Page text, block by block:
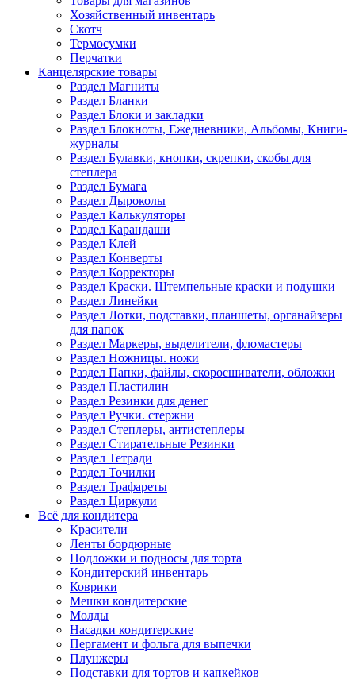
Хозяйственный инвентарь
Скотч
Термосумки
Перчатки
Канцелярские товары
Раздел Магниты
Раздел Бланки
Раздел Блоки и закладки
Раздел Блокноты, Ежедневники, Альбомы, Книги-
журналы
Раздел Булавки, кнопки, скрепки, скобы для
степлера
Раздел Бумага
Раздел Дыроколы
Раздел Калькуляторы
Раздел Карандаши
Раздел Клей
Раздел Конверты
Раздел Корректоры
Раздел Краски. Штемпельные краски и подушки
Раздел Линейки
Раздел Лотки, подставки, планшеты, органайзеры
для папок
Раздел Маркеры, выделители, фломастеры
Раздел Ножницы. ножи
Раздел Папки, файлы, скоросшиватели, обложки
Раздел Пластилин
Раздел Резинки для денег
Раздел Ручки. стержни
Раздел Степлеры, антистеплеры
Раздел Стирательные Резинки
Раздел Тетради
Раздел Точилки
Раздел Трафареты
Раздел Циркули
Всё для кондитера
Красители
Ленты бордюрные
Подложки и подносы для торта
Кондитерский инвентарь
Коврики
Мешки кондитерские
Молды
Насадки кондитерские
Пергамент и фольга для выпечки
Плунжеры
Подставки для тортов и капкейков